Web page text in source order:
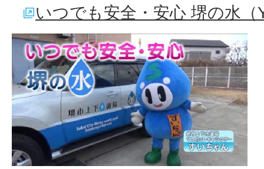
いつでも安全・安心 堺の水（